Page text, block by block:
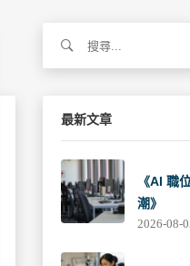
關
最新文章
《AI 職
潮》
2026-08-